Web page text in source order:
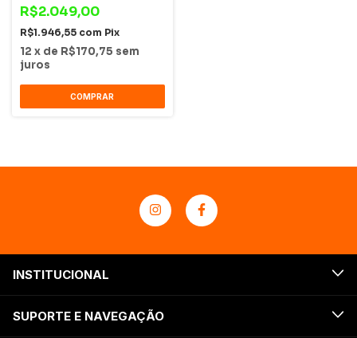
R$2.049,00
R$1.946,55 com Pix
12 x de R$170,75 sem
juros
COMPRAR
INSTITUCIONAL
SUPORTE E NAVEGAÇÃO